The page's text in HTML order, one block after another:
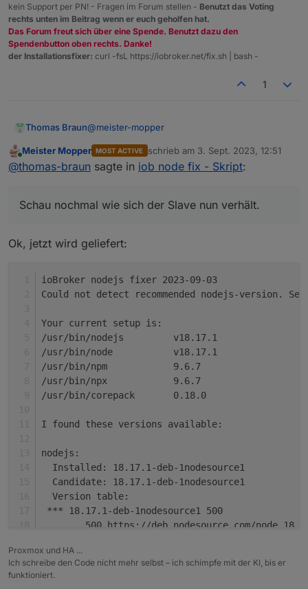
+ system.adapter.sayit.2                  :
system.adapter.sayit.3                  :
+ system.adapter.sayit.4                  :
+
system.adapter.sayit.5                  :
system.adapter.smartmeter.0             :
+ system.adapter.tankerkoenig.0           :
system.adapter.telegram.0               :
+ system.adapter.tr-064.0                 : tr-
+ system.adapter.trashschedule.0          :
+
system.adapter.unifi.0                  :
system.adapter.vis-fancyswitch.0        : vis-
system.adapter.vis-hqwidgets.0          : vis-
system.adapter.vis-jqui-mfd.0           : vis-
system.adapter.vis-map.0                : vis-
system.adapter.vis-players.0            : vis-
system.adapter.vis-timeandweather.0     : vis-
system.adapter.vis.0                    : vis
system.adapter.web.0                    : web
system.adapter.yeelight-2.0             :
Enabled adapters with
bindings
system.adapter.admin.0                  :
system.adapter.hm-rpc.0                 : hm-
system.adapter.hm-rpc.1                 : hm-
+ system.adapter.influxdb.0               :
+ system.adapter.ocpp.0                   :
+ system.adapter.proxmox.0                :
kein Support per PN! - Fragen im Forum stellen - Benutzt das Voting
rechts unten im Beitrag wenn er euch geholfen hat.
Das Forum freut sich über eine Spende. Benutzt dazu den
Spendenbutton oben rechts. Danke!
der Installationsfixer: curl -fsL https://iobroker.net/fix.sh | bash -
1
Thomas Braun@meister-mopper
Schau nochmal wie sich der Slave nun verhält.
Hab da was angepasst.
Online
Meister Mopper MOST ACTIVE schrieb am 3. Sept. 2023, 12:51
zuletzt editiert von
@thomas-braun sagte in iob node fix - Skript:
Schau nochmal wie sich der Slave nun verhält.
Ok, jetzt wird geliefert:
ioBroker nodejs fixer 2023-09-03
Could not detect recommended nodejs-version.
Your current setup is:
/usr/bin/nodejs         v18.17.1
/usr/bin/node           v18.17.1
/usr/bin/npm            9.6.7
/usr/bin/npx            9.6.7
/usr/bin/corepack       0.18.0
I found these versions available:
nodejs:
  Installed: 18.17.1-deb-1nodesource1
  Candidate: 18.17.1-deb-1nodesource1
  Version table:
*** 18.17.1-deb-1nodesource1 500
500 https://deb.nodesource.com/
     12.22.12~dfsg-1~deb11u4 500
500 http://raspbian.raspberrypi.org/
Proxmox und HA ...
Ich schreibe den Code nicht mehr selbst – ich schimpfe mit der KI, bis er
funktioniert.